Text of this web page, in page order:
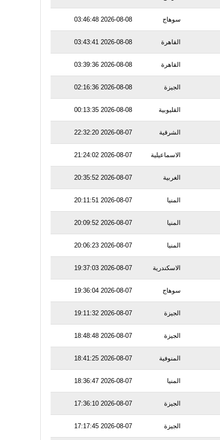
سوهاج 2026-08-08 03:46:48
القاهرة 2026-08-08 03:43:41
القاهرة 2026-08-08 03:39:36
الجيزة 2026-08-08 02:16:36
القليوبية 2026-08-08 00:13:35
الشرقية 2026-08-07 22:32:20
الاسماعيلية 2026-08-07 21:24:02
الغربية 2026-08-07 20:35:52
المنيا 2026-08-07 20:11:51
المنيا 2026-08-07 20:09:52
المنيا 2026-08-07 20:06:23
الاسكندرية 2026-08-07 19:37:03
سوهاج 2026-08-07 19:36:04
الجيزة 2026-08-07 19:11:32
الجيزة 2026-08-07 18:48:48
المنوفية 2026-08-07 18:41:25
المنيا 2026-08-07 18:36:47
الجيزة 2026-08-07 17:36:10
الجيزة 2026-08-07 17:17:45